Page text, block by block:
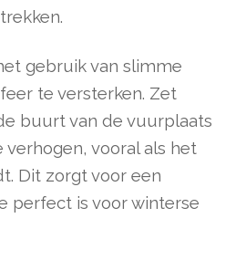
gebruik van slimme
te versterken. Zet
buurt van de vuurplaats
vooral als het
Dit zorgt voor een
perfect is voor winterse